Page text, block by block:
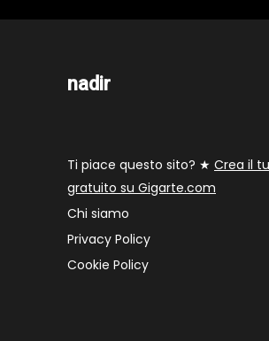
nadir
Ti piace questo sito? ★ Crea il
gratuito su Gigarte.com
Chi siamo
Privacy Policy
Cookie Policy